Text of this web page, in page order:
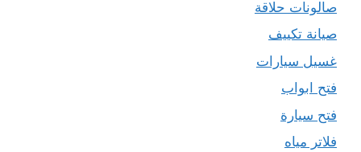
صالونات حلاقة
صيانة تكييف
غسيل سيارات
فتح ابواب
فتح سيارة
فلاتر مياه